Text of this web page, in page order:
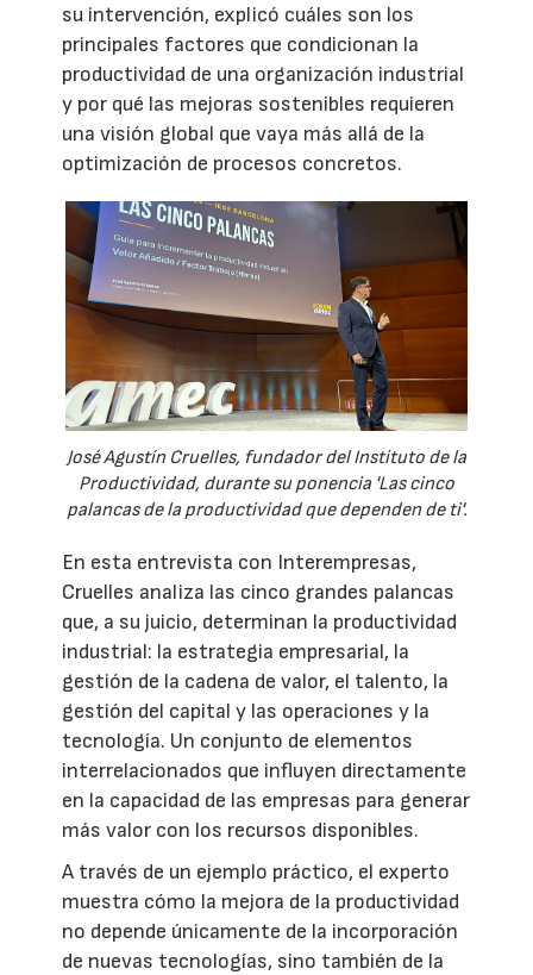
su intervención, explicó cuáles son los
principales factores que condicionan la
productividad de una organización industrial
y por qué las mejoras sostenibles requieren
una visión global que vaya más allá de la
optimización de procesos concretos.
José Agustín Cruelles, fundador del Instituto de la
Productividad, durante su ponencia 'Las cinco
palancas de la productividad que dependen de ti'.
En esta entrevista con Interempresas,
Cruelles analiza las cinco grandes palancas
que, a su juicio, determinan la productividad
industrial: la estrategia empresarial, la
gestión de la cadena de valor, el talento, la
gestión del capital y las operaciones y la
tecnología. Un conjunto de elementos
interrelacionados que influyen directamente
en la capacidad de las empresas para generar
más valor con los recursos disponibles.
A través de un ejemplo práctico, el experto
muestra cómo la mejora de la productividad
no depende únicamente de la incorporación
de nuevas tecnologías, sino también de la